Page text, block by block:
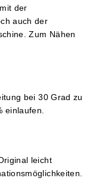
der
auch der
Zum Nähen
bei 30 Grad zu
einlaufen.
leicht